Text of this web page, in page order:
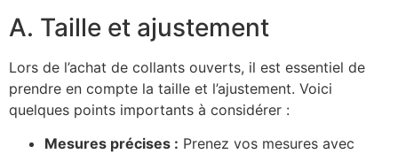
A. Taille et ajustement
Lors de l’achat de collants ouverts, il est essentiel de
prendre en compte la taille et l’ajustement. Voici
quelques points importants à considérer :
Mesures précises : Prenez vos mesures avec